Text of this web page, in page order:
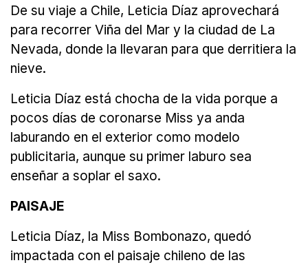
De su viaje a Chile, Leticia Díaz aprovechará
para recorrer Viña del Mar y la ciudad de La
Nevada, donde la llevaran para que derritiera la
nieve.
Leticia Díaz está chocha de la vida porque a
pocos días de coronarse Miss ya anda
laburando en el exterior como modelo
publicitaria, aunque su primer laburo sea
enseñar a soplar el saxo.
PAISAJE
Leticia Díaz, la Miss Bombonazo, quedó
impactada con el paisaje chileno de las